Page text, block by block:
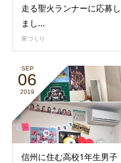
走る聖火ランナーに応募し
まし...
家づくり
SEP
06
2019
信州に住む高校1年生男子